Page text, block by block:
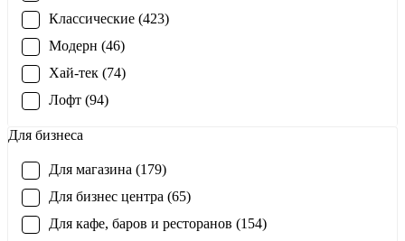
Классические (423)
Модерн (46)
Хай-тек (74)
Лофт (94)
Для бизнеса
Для магазина (179)
Для бизнес центра (65)
Для кафе, баров и ресторанов (154)